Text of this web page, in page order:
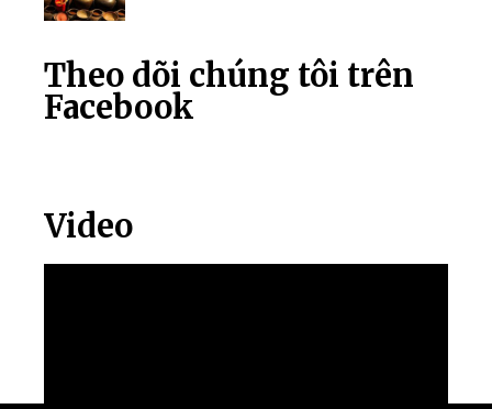
Theo dõi chúng tôi trên
Facebook
Video